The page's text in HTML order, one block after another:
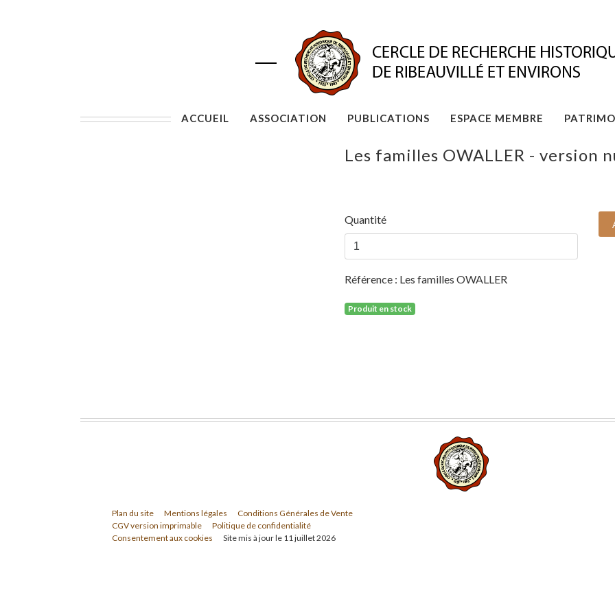
ACCUEIL ASSOCIATION PUBLICATIONS ESPACE MEMBRE
Les familles OWALLER - version
Quantité
Référence : Les familles OWALLER
Produit en stock
Plan du site Mentions légales
Conditions Générales de Vente
CGV version imprimable
Politique de confidentialité
Consentement aux cookies
Site mis à jour le 11 juillet 2026